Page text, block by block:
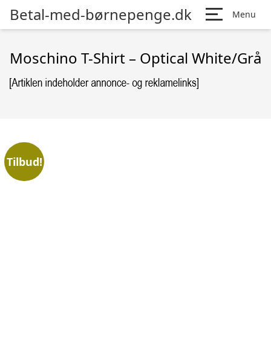
Betal-med-børnepenge.dk Menu
Moschino T-Shirt – Optical White/Grå
Tilbud!